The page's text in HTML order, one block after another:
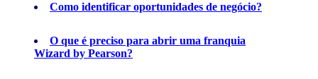
Como identificar oportunidades de negócio?
O que é preciso para abrir uma franquia
Wizard by Pearson?